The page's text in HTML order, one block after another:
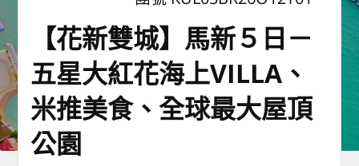
【花新雙城】馬新５日－
五星大紅花海上VILLA、
米推美食、全球最大屋頂
公園